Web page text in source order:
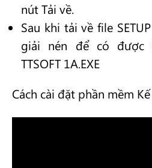
nút Tải về.
Sau khi tải về file
giải nén để có được
TTSOFT 1A.EXE
Cách cài đặt phần mềm